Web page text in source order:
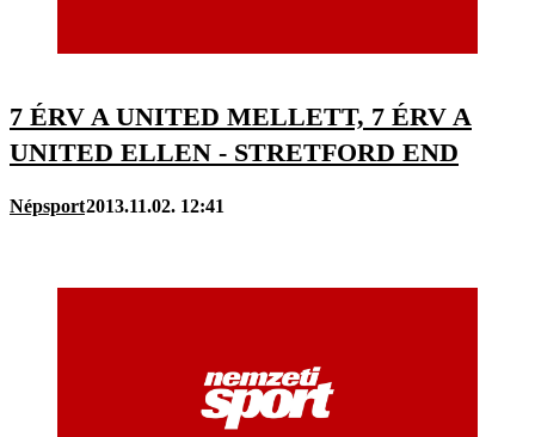
7 ÉRV A UNITED MELLETT, 7 ÉRV A
UNITED ELLEN - STRETFORD END
Népsport2013.11.02. 12:41